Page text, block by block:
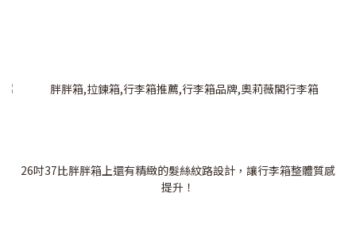
26吋37比胖胖箱上還有精緻的髮絲紋路設計，讓行李箱整體質感
提升！